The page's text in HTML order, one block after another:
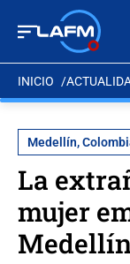
INICIO
Medellín,
La
mujer